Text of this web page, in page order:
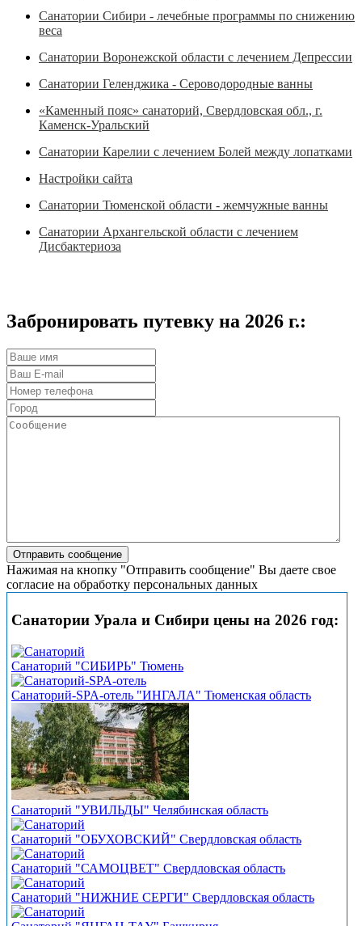
Санатории Сибири - лечебные программы по снижению
веса
Санатории Воронежской области с лечением Депрессии
Санатории Геленджика - Сероводородные ванны
«Каменный пояс» санаторий, Свердловская обл., г.
Каменск-Уральский
Санатории Карелии с лечением Болей между лопатками
Настройки сайта
Санатории Тюменской области - жемчужные ванны
Санатории Архангельской области с лечением
Дисбактериоза
Забронировать путевку на 2026 г.:
Нажимая на кнопку "Отправить сообщение" Вы даете свое
согласие на обработку персональных данных
Санатории Урала и Сибири цены на 2026 год:
Санаторий "СИБИРЬ" Тюмень
Санаторий-SPA-отель "ИНГАЛА" Тюменская область
Санаторий "УВИЛЬДЫ" Челябинская область
Санаторий "ОБУХОВСКИЙ" Свердловская область
Санаторий "САМОЦВЕТ" Свердловская область
Санаторий "НИЖНИЕ СЕРГИ" Свердловская область